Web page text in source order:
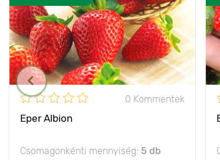
0 Kommentek
Eper Albion
Csomagonkénti mennyiség: 5 db